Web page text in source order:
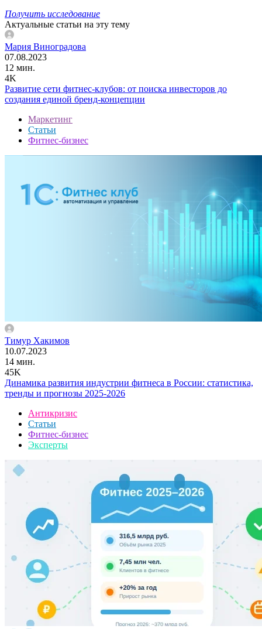
Получить исследование
Актуальные статьи на эту тему
Мария Виноградова
07.08.2023
12 мин.
4K
Развитие сети фитнес-клубов: от поиска инвесторов до
создания единой бренд-концепции
Маркетинг
Статьи
Фитнес-бизнес
Тимур Хакимов
10.07.2023
14 мин.
45K
Динамика развития индустрии фитнеса в России: статистика,
тренды и прогнозы 2025-2026
Антикризис
Статьи
Фитнес-бизнес
Эксперты